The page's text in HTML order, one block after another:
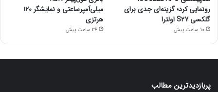
رونمایی کرد؛ گزینه‌ای جدی برای
گلکسی S27 اولترا
10 ساعت پیش
میلی‌آمپرساعتی و نمایشگر ۱۲۰
هرتزی
24 ساعت پیش
پربازدیدترین مطالب